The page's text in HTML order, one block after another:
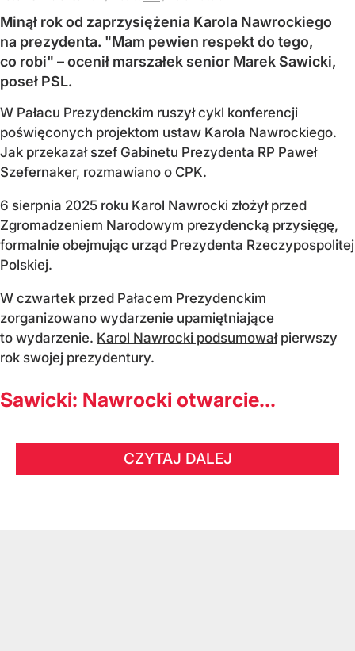
Minął rok od zaprzysiężenia Karola Nawrockiego
na prezydenta. "Mam pewien respekt do tego,
co robi" – ocenił marszałek senior Marek Sawicki,
poseł PSL.
W Pałacu Prezydenckim ruszył cykl konferencji
poświęconych projektom ustaw Karola Nawrockiego.
Jak przekazał szef Gabinetu Prezydenta RP Paweł
Szefernaker, rozmawiano o CPK.
6 sierpnia 2025 roku Karol Nawrocki złożył przed
Zgromadzeniem Narodowym prezydencką przysięgę,
formalnie obejmując urząd Prezydenta Rzeczypospolitej
Polskiej.
W czwartek przed Pałacem Prezydenckim
zorganizowano wydarzenie upamiętniające
to wydarzenie. Karol Nawrocki podsumowałpierwszy
rok swojej prezydentury.
Sawicki: Nawrocki otwarcie...
CZYTAJ DALEJ